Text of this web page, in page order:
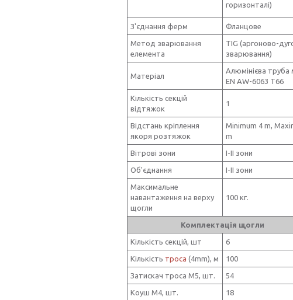
горизонталі)
З'єднання ферм Фланцове
Метод зварювання
елемента
TIG (аргоново-
зварювання)
Матеріал
Алюмінієва труба
EN AW-6063 T66
Кількість секцій
відтяжок
1
Відстань кріплення
якоря розтяжок
Minimum 4 m,
m
Вітрові зони I-II зони
Об'єднання I-II зони
Максимальне
навантаження на верху
щогли
100 кг.
Комплектація щогли
Кількість секцій, шт 6
Кількість троса (4mm), м 100
Затискач троса М5, шт. 54
Коуш М4, шт. 18